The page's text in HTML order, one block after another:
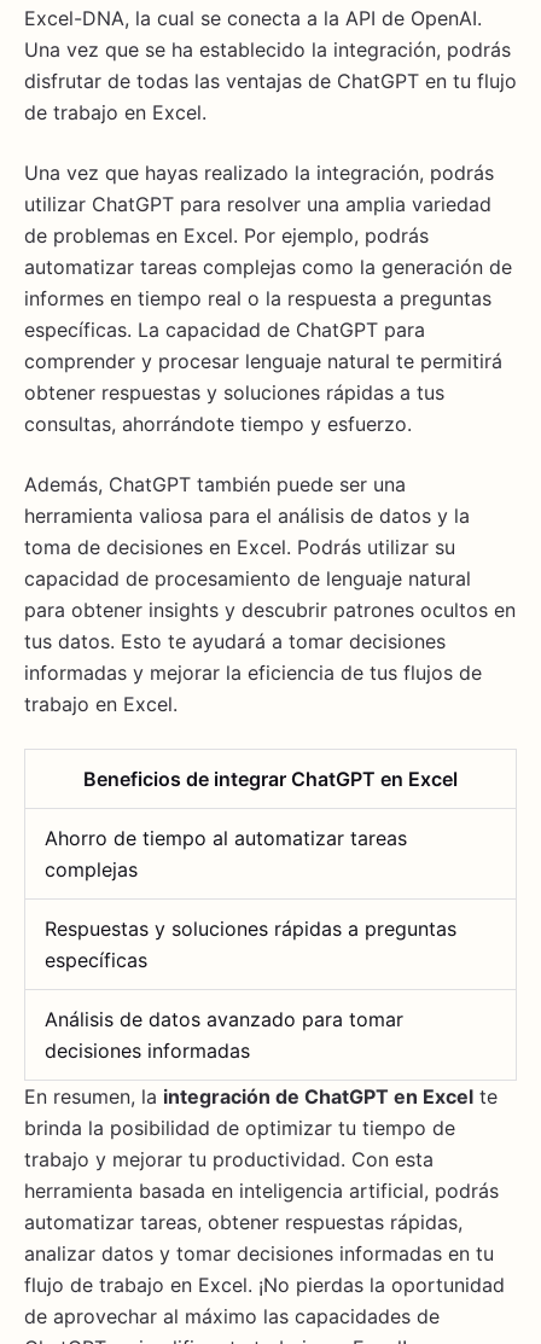
Excel-DNA, la cual se conecta a la API de OpenAI.
Una vez que se ha establecido la integración, podrás
disfrutar de todas las ventajas de ChatGPT en tu flujo
de trabajo en Excel.
Una vez que hayas realizado la integración, podrás
utilizar ChatGPT para resolver una amplia variedad
de problemas en Excel. Por ejemplo, podrás
automatizar tareas complejas como la generación de
informes en tiempo real o la respuesta a preguntas
específicas. La capacidad de ChatGPT para
comprender y procesar lenguaje natural te permitirá
obtener respuestas y soluciones rápidas a tus
consultas, ahorrándote tiempo y esfuerzo.
Además, ChatGPT también puede ser una
herramienta valiosa para el análisis de datos y la
toma de decisiones en Excel. Podrás utilizar su
capacidad de procesamiento de lenguaje natural
para obtener insights y descubrir patrones ocultos en
tus datos. Esto te ayudará a tomar decisiones
informadas y mejorar la eficiencia de tus flujos de
trabajo en Excel.
Beneficios de integrar ChatGPT en Excel
Ahorro de tiempo al automatizar tareas
complejas
Respuestas y soluciones rápidas a preguntas
específicas
Análisis de datos avanzado para tomar
decisiones informadas
En resumen, la integración de ChatGPT en Excel te
brinda la posibilidad de optimizar tu tiempo de
trabajo y mejorar tu productividad. Con esta
herramienta basada en inteligencia artificial, podrás
automatizar tareas, obtener respuestas rápidas,
analizar datos y tomar decisiones informadas en tu
flujo de trabajo en Excel. ¡No pierdas la oportunidad
de aprovechar al máximo las capacidades de